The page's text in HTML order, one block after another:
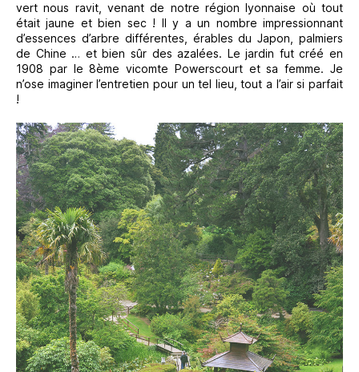
vert nous ravit, venant de notre région lyonnaise où tout
était jaune et bien sec ! Il y a un nombre impressionnant
d’essences d’arbre différentes, érables du Japon, palmiers
de Chine … et bien sûr des azalées. Le jardin fut créé en
1908 par le 8ème vicomte Powerscourt et sa femme. Je
n’ose imaginer l’entretien pour un tel lieu, tout a l’air si parfait
!